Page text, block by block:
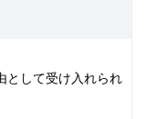
として受け入れられ